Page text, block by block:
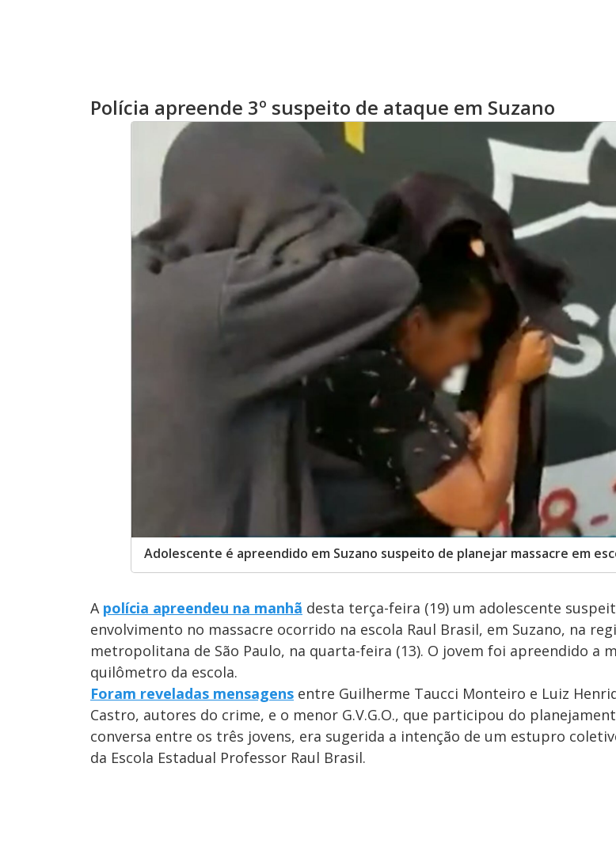
Polícia apreende 3º suspeito de ataque em Suzano
Adolescente é apreendido em Suzano suspeito de planejar massacre em
A polícia apreendeu na manhã desta terça-feira (19) um adolescente
envolvimento no massacre ocorrido na escola Raul Brasil, em Suzano, na
metropolitana de São Paulo, na quarta-feira (13). O jovem foi apreendido a
quilômetro da escola.
Foram reveladas mensagens entre Guilherme Taucci Monteiro e Luiz
Castro, autores do crime, e o menor G.V.G.O., que participou do
conversa entre os três jovens, era sugerida a intenção de um estupro
da Escola Estadual Professor Raul Brasil.